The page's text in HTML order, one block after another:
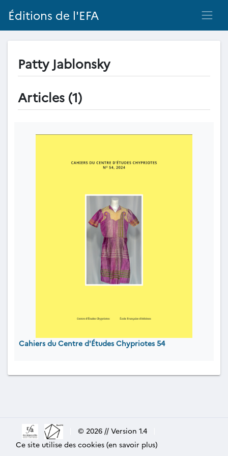
Éditions de l'EFA
Patty Jablonsky
Articles (1)
Cahiers du Centre d'Études Chypriotes 54
© 2026 // Version 1.4
Ce site utilise des cookies (en savoir plus)